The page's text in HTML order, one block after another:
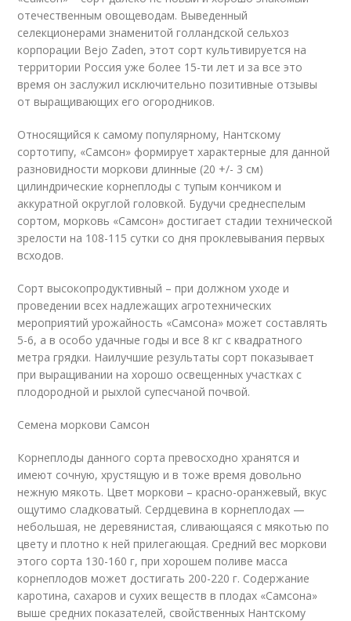
отечественным овощеводам. Выведенный
селекционерами знаменитой голландской сельхоз
корпорации Bejo Zaden, этот сорт культивируется на
территории Россия уже более 15-ти лет и за все это
время он заслужил исключительно позитивные отзывы
от выращивающих его огородников.
Относящийся к самому популярному, Нантскому
сортотипу, «Самсон» формирует характерные для данной
разновидности моркови длинные (20 +/- 3 см)
цилиндрические корнеплоды с тупым кончиком и
аккуратной округлой головкой. Будучи среднеспелым
сортом, морковь «Самсон» достигает стадии технической
зрелости на 108-115 сутки со дня проклевывания первых
всходов.
Сорт высокопродуктивный – при должном уходе и
проведении всех надлежащих агротехнических
мероприятий урожайность «Самсона» может составлять
5-6, а в особо удачные годы и все 8 кг с квадратного
метра грядки. Наилучшие результаты сорт показывает
при выращивании на хорошо освещенных участках с
плодородной и рыхлой супесчаной почвой.
Семена моркови Самсон
Корнеплоды данного сорта превосходно хранятся и
имеют сочную, хрустящую и в тоже время довольно
нежную мякоть. Цвет моркови – красно-оранжевый, вкус
ощутимо сладковатый. Сердцевина в корнеплодах —
небольшая, не деревянистая, сливающаяся с мякотью по
цвету и плотно к ней прилегающая. Средний вес моркови
этого сорта 130-160 г, при хорошем поливе масса
корнеплодов может достигать 200-220 г. Содержание
каротина, сахаров и сухих веществ в плодах «Самсона»
выше средних показателей, свойственных Нантскому